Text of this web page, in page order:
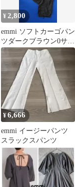
¥ 2,800
emmi ソフトカーゴパン
ツダークブラウン0サイ
ズ
¥6,666
emmi イージーパンツ
スラックスパンツ